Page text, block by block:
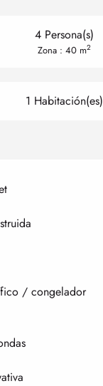
4 Persona(s)
Zona : 40 m2
1 Habitación(es)
/ congelador